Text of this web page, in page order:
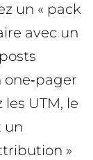
un « pack
avec un
UTM, le
un
»